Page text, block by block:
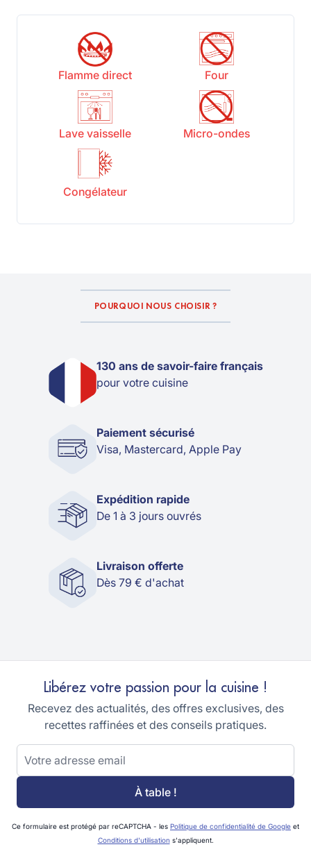
Flamme direct Four
Lave vaisselle Micro-ondes
Congélateur
POURQUOI NOUS CHOISIR ?
130 ans de savoir-faire français
pour votre cuisine
Paiement sécurisé
Visa, Mastercard, Apple Pay
Expédition rapide
De 1 à 3 jours ouvrés
Livraison offerte
Dès 79 € d'achat
Libérez votre passion pour la cuisine !
Recevez des actualités, des offres exclusives, des
recettes raffinées et des conseils pratiques.
Adresse email
À table !
Ce formulaire est protégé par reCAPTCHA - les Politique de confidentialité de Google et
Conditions d'utilisation s'appliquent.